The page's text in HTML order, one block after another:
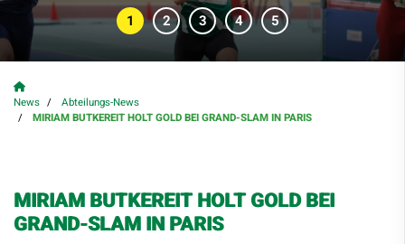
News
Abteilungs-News
MIRIAM BUTKEREIT HOLT GOLD BEI GRAND-SLAM IN PARIS
MIRIAM BUTKEREIT HOLT GOLD BEI
GRAND-SLAM IN PARIS